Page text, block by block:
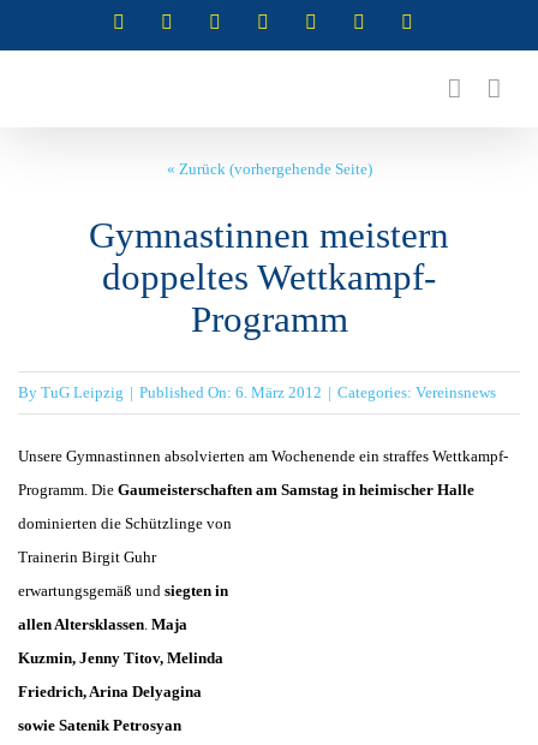
Inhalt
InstagramInstagramInstagramInstagramFacebook
« Zurück (vorhergehende Seite)
Gymnastinnen meistern
doppeltes Wettkampf-
Programm
By TuG Leipzig | Published On: 6. März 2012 | Categories: Vereinsnews
Unsere Gymnastinnen absolvierten am Wochenende ein straffes Wettkampf-
Programm. Die Gaumeisterschaften am Samstag in heimischer Halle
dominierten die Schützlinge von
Trainerin Birgit Guhr
erwartungsgemäß und siegten in
allen Altersklassen. Maja
Kuzmin, Jenny Titov, Melinda
Friedrich, Arina Delyagina
sowie Satenik Petrosyan